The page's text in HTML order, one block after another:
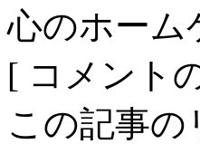
心のホーム
[ コメント
この記事の